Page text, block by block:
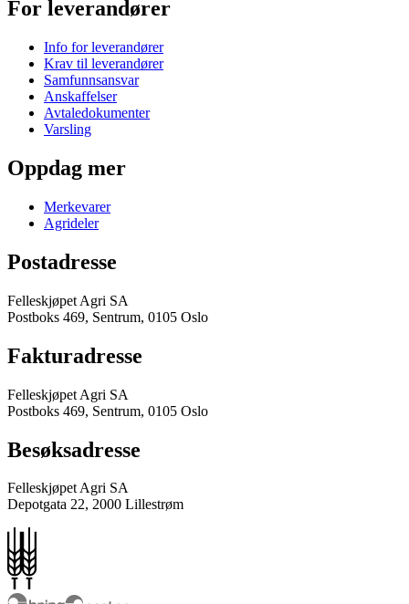
For leverandører
Info for leverandører
Krav til leverandører
Samfunnsansvar
Anskaffelser
Avtaledokumenter
Varsling
Oppdag mer
Merkevarer
Agrideler
Postadresse
Felleskjøpet Agri SA
Postboks 469, Sentrum, 0105 Oslo
Fakturadresse
Felleskjøpet Agri SA
Postboks 469, Sentrum, 0105 Oslo
Besøksadresse
Felleskjøpet Agri SA
Depotgata 22, 2000 Lillestrøm